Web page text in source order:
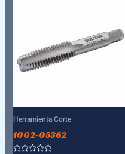
Herramienta Corte
1002-05362